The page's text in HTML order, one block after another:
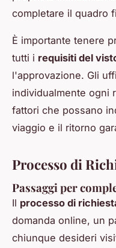
completare il quadro
È importante tenere
tutti i requisiti del
l'approvazione. Gli
individualmente ogni
fattori che possano
viaggio e il ritorno
Processo di
Passaggi per
Il processo di
domanda online, un
chiunque desideri